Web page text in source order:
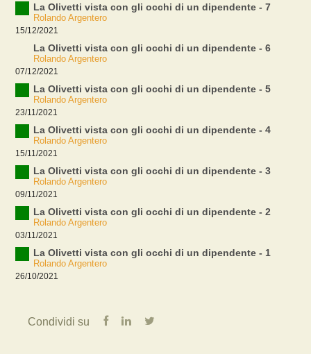
La Olivetti vista con gli occhi di un dipendente - 7
Rolando Argentero
15/12/2021
La Olivetti vista con gli occhi di un dipendente - 6
Rolando Argentero
07/12/2021
La Olivetti vista con gli occhi di un dipendente - 5
Rolando Argentero
23/11/2021
La Olivetti vista con gli occhi di un dipendente - 4
Rolando Argentero
15/11/2021
La Olivetti vista con gli occhi di un dipendente - 3
Rolando Argentero
09/11/2021
La Olivetti vista con gli occhi di un dipendente - 2
Rolando Argentero
03/11/2021
La Olivetti vista con gli occhi di un dipendente - 1
Rolando Argentero
26/10/2021
Condividi su